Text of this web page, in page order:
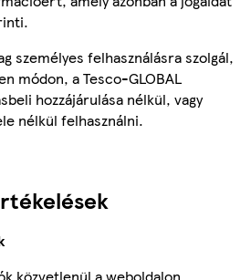
személyes felhasználásra szolgál,
módon, a Tesco-GLOBAL
hozzájárulása nélkül, vagy
nélkül felhasználni.